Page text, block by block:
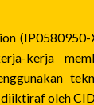
kerja
oleh